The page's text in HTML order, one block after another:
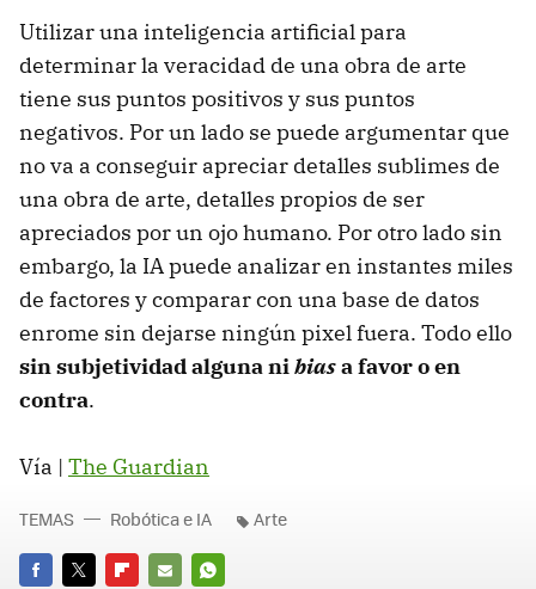
Utilizar una inteligencia artificial para
determinar la veracidad de una obra de arte
tiene sus puntos positivos y sus puntos
negativos. Por un lado se puede argumentar que
no va a conseguir apreciar detalles sublimes de
una obra de arte, detalles propios de ser
apreciados por un ojo humano. Por otro lado sin
embargo, la IA puede analizar en instantes miles
de factores y comparar con una base de datos
enrome sin dejarse ningún pixel fuera. Todo ello
sin subjetividad alguna nibiasa favor o en
contra.
Vía | The Guardian
TEMAS Robótica e IA Arte